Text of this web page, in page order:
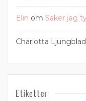
Elin om Saker jag
Charlotta Ljungblad
Etiketter